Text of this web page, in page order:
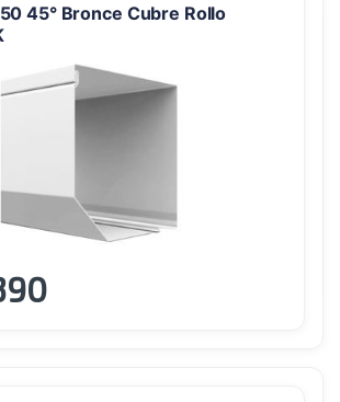
45° Bronce Cubre Rollo